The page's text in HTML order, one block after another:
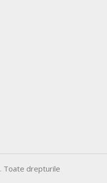
. Toate drepturile